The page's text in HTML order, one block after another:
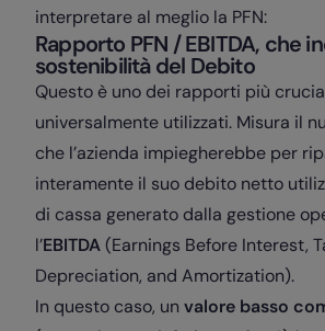
interpretare al meglio la PFN:
Rapporto PFN / EBITDA, che
sostenibilità del Debito
Questo è uno dei rapporti più
universalmente utilizzati. Misura il
che l’azienda impiegherebbe per
interamente il suo debito netto
di cassa generato dalla gestione
l’EBITDA (Earnings Before Interest,
Depreciation, and Amortization).
In questo caso, un valore basso